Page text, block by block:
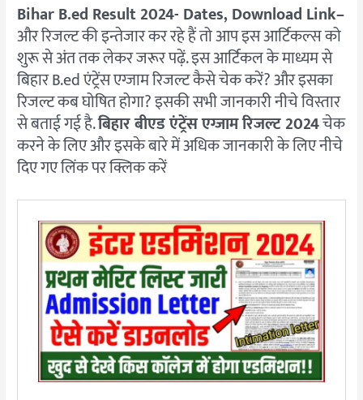
Bihar B.ed Result 2024- Dates, Download Link–
और रिजल्ट की इन्तेजार कर रहे हैं तो आप इस आर्टिकल्स को
शुरू से अंत तक लेकर जरूर पढ़ें. इस आर्टिकल के माध्यम से
बिहार B.ed एंट्रेंस एग्जाम रिजल्ट कैसे चेक करें? और इसका
रिजल्ट कब घोषित होगा? इसकी सभी जानकारी नीचे विस्तार
से बताई गई है.बिहार बीएड एंट्रेंस एग्जाम रिजल्ट 2024चेक
करने के लिए और इसके बारे में अधिक जानकारी के लिए नीचे
दिए गए लिंक पर क्लिक करें